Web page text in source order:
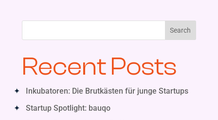
Search
Recent Posts
Inkubatoren: Die Brutkästen für junge Startups
Startup Spotlight: bauqo